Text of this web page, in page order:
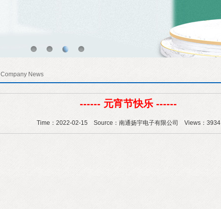
Company News
------ 元宵节快乐 ------
Time：2022-02-15 Source：南通扬宇电子有限公司 Views：3934